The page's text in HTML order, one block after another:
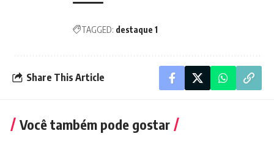
TAGGED: destaque 1
Share This Article
Você também pode gostar